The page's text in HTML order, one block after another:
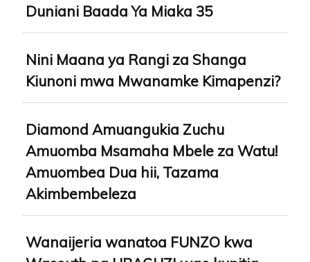
Duniani Baada Ya Miaka 35
Nini Maana ya Rangi za Shanga
Kiunoni mwa Mwanamke Kimapenzi?
Diamond Amuangukia Zuchu
Amuomba Msamaha Mbele za Watu!
Amuombea Dua hii, Tazama
Akimbembeleza
Wanaijeria wanatoa FUNZO kwa